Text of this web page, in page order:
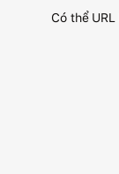
Có thể